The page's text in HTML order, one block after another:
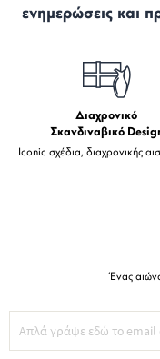
ενημερώσεις και
Διαχρονικό
Σκανδιναβικό
Iconic σχέδια, διαχρονικής
Ένας